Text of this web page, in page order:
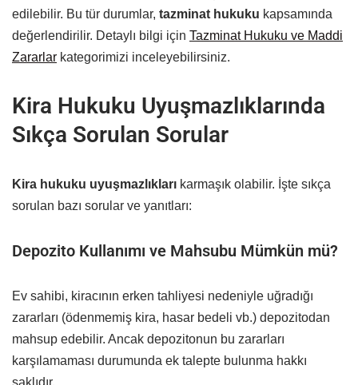
edilebilir. Bu tür durumlar, tazminat hukuku kapsamında
değerlendirilir. Detaylı bilgi için Tazminat Hukuku ve Maddi
Zararlar kategorimizi inceleyebilirsiniz.
Kira Hukuku Uyuşmazlıklarında
Sıkça Sorulan Sorular
Kira hukuku uyuşmazlıkları karmaşık olabilir. İşte sıkça
sorulan bazı sorular ve yanıtları:
Depozito Kullanımı ve Mahsubu Mümkün mü?
Ev sahibi, kiracının erken tahliyesi nedeniyle uğradığı
zararları (ödenmemiş kira, hasar bedeli vb.) depozitodan
mahsup edebilir. Ancak depozitonun bu zararları
karşılamaması durumunda ek talepte bulunma hakkı
saklıdır.